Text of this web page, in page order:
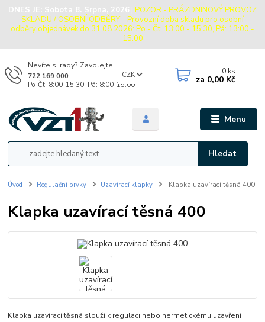
DNES JE: Sobota 8. Srpna, 2026 | POZOR - PRÁZDNINOVÝ PROVOZ
SKLADU / OSOBNÍ ODBĚRY - Provozní doba skladu pro osobní
odběry objednávek do 31.08.2026: Po - Čt: 13:00 - 15:30, Pá: 13:00 -
15:00
Menu
CZK
Hledat
Nevíte si rady? Zavolejte.
722 169 000
Po-Čt: 8:00-15:30, Pá: 8:00-15:00
0 ks
za 0,00 Kč
Úvod Regulační prvky Uzavírací klapky Klapka uzavírací těsná 400
Klapka uzavírací těsná 400
Klapka uzavírací těsná slouží k regulaci nebo hermetickému uzavření